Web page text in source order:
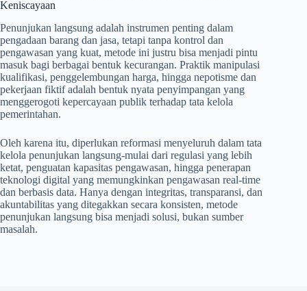
Keniscayaan
Penunjukan langsung adalah instrumen penting dalam
pengadaan barang dan jasa, tetapi tanpa kontrol dan
pengawasan yang kuat, metode ini justru bisa menjadi pintu
masuk bagi berbagai bentuk kecurangan. Praktik manipulasi
kualifikasi, penggelembungan harga, hingga nepotisme dan
pekerjaan fiktif adalah bentuk nyata penyimpangan yang
menggerogoti kepercayaan publik terhadap tata kelola
pemerintahan.
Oleh karena itu, diperlukan reformasi menyeluruh dalam tata
kelola penunjukan langsung-mulai dari regulasi yang lebih
ketat, penguatan kapasitas pengawasan, hingga penerapan
teknologi digital yang memungkinkan pengawasan real-time
dan berbasis data. Hanya dengan integritas, transparansi, dan
akuntabilitas yang ditegakkan secara konsisten, metode
penunjukan langsung bisa menjadi solusi, bukan sumber
masalah.